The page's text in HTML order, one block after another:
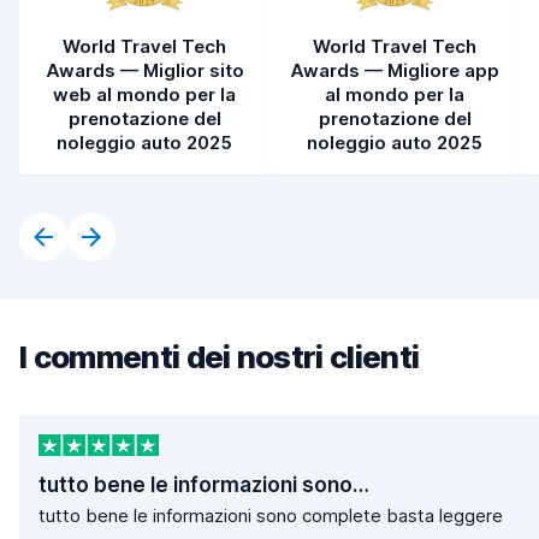
World Travel Tech
Awards — Miglior sito
web al mondo per la
prenotazione del
noleggio auto 2025
World Travel Tech
Awards — Migliore app
al mondo per la
prenotazione del
noleggio auto 2025
I commenti dei nostri clienti
tutto bene le informazioni sono…
tutto bene le informazioni sono complete basta leggere